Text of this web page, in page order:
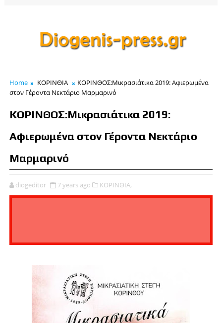
Home ΚΟΡΙΝΘΙΑ
ΚΟΡΙΝΘΟΣ:Μικρασιάτικα 2019: Αφιερωμένα
στον Γέροντα Νεκτάριο Μαρμαρινό
ΚΟΡΙΝΘΟΣ:Μικρασιάτικα 2019:
Αφιερωμένα στον Γέροντα Νεκτάριο
Μαρμαρινό
diogeditor 7 years ago ΚΟΡΙΝΘΙΑ,